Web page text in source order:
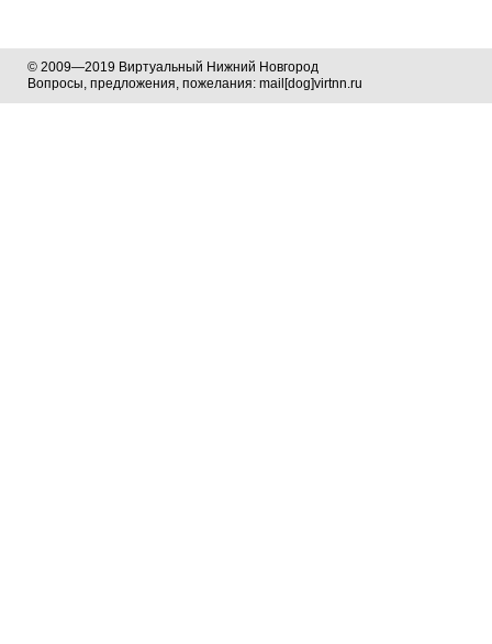
© 2009—2019 Виртуальный Нижний Новгород
Вопросы, предложения, пожелания: mail[dog]virtnn.ru